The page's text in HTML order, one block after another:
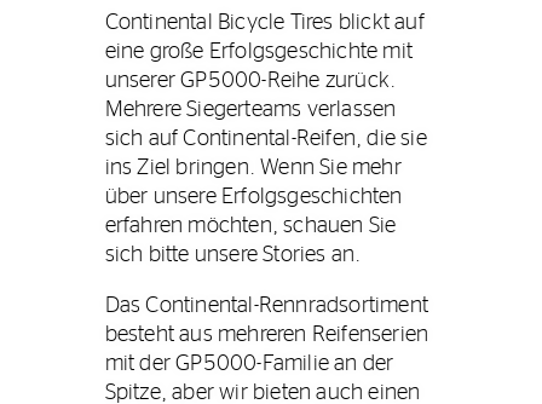
Continental Bicycle Tires blickt auf
eine große Erfolgsgeschichte mit
unserer GP5000-Reihe zurück.
Mehrere Siegerteams verlassen
sich auf Continental-Reifen, die sie
ins Ziel bringen. Wenn Sie mehr
über unsere Erfolgsgeschichten
erfahren möchten, schauen Sie
sich bitte unsere Stories an.
Das Continental-Rennradsortiment
besteht aus mehreren Reifenserien
mit der GP5000-Familie an der
Spitze, aber wir bieten auch einen